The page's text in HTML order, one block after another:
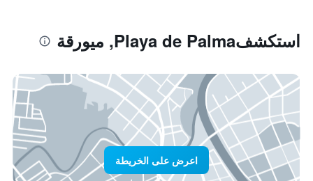
استكشفPlaya de Palma, ميورقة
اعرض على الخريطة